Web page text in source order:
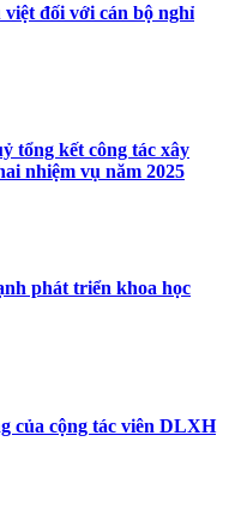
đối với cán bộ nghỉ
tổng kết công tác xây
nhiệm vụ năm 2025
phát triển khoa học
của cộng tác viên DLXH